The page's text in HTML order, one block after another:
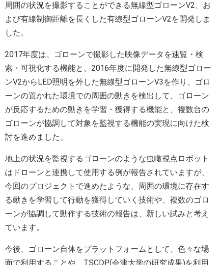
周囲の状況を撮影することができる無線型ゴローンV2、お
よび有線制御距離を長くした有線型ゴローンV2を開発しま
した。
2017年度は、ゴローンで撮影した映像データを速覧・検
索・可視化する機能と、2016年度に開発した無線型ゴロー
ンV2からLED照明を外した無線型ゴローンV3を作り、ゴロ
ーンの置かれた環境での周囲の動きを検出して、ゴローン
が反応するための動きを学習・獲得する機能と、複数台の
ゴローンが協調して対象を監視する機能の実現に向けた検
討を進めました。
地上の状況を監視するゴローンのような虫瞰視点ロボット
はドローンと連携して使用する例が報告されていますが、
今回のプロジェクトで進めたような、周囲の環境に存在す
る動きを学習して行動を獲得していく技術や、複数のゴロ
ーンが協調して動作する技術の報告は、新しい試みと考え
ています。
今後、ゴローン自体をプラットフォームとして、色々な場
面で利用することや、TSCDP(会津大学の研究成果)を利用